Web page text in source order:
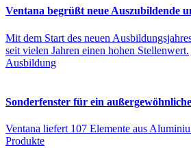
Ventana begrüßt neue Auszubildende
Mit dem Start des neuen
seit vielen Jahren einen hohen Stellenwert.
Ausbildung
Sonderfenster für ein
Ventana liefert 107 Elemente aus
Produkte